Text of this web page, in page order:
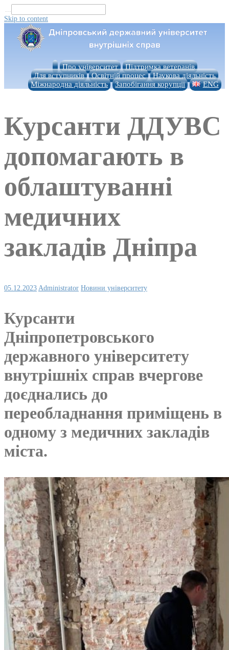
...
Skip to content
Про університет
Підтримка ветеранів
Для вступників
Освітній процес
Наукова діяльність
Міжнародна діяльність
Запобігання корупції ENG
Курсанти ДДУВС
допомагають в
облаштуванні
медичних
закладів Дніпра
05.12.2023 Administrator Новини університету
Курсанти
Дніпропетровського
державного університету
внутрішніх справ вчергове
доєднались до
переобладнання приміщень в
одному з медичних закладів
міста.